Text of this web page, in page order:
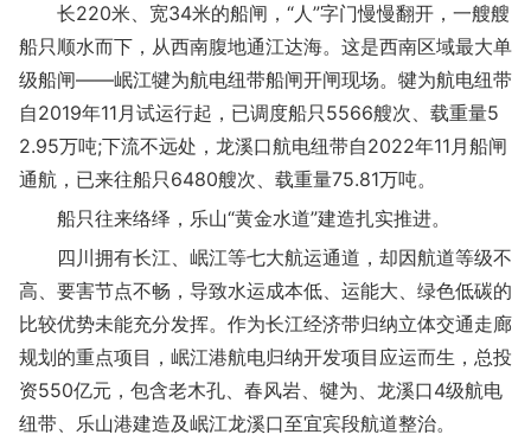
长220米、宽34米的船闸，“人”字门慢慢翻开，一艘艘
船只顺水而下，从西南腹地通江达海。这是西南区域最大单
级船闸——岷江犍为航电纽带船闸开闸现场。犍为航电纽带
自2019年11月试运行起，已调度船只5566艘次、载重量5
2.95万吨;下流不远处，龙溪口航电纽带自2022年11月船闸
通航，已来往船只6480艘次、载重量75.81万吨。
船只往来络绎，乐山“黄金水道”建造扎实推进。
四川拥有长江、岷江等七大航运通道，却因航道等级不
高、要害节点不畅，导致水运成本低、运能大、绿色低碳的
比较优势未能充分发挥。作为长江经济带归纳立体交通走廊
规划的重点项目，岷江港航电归纳开发项目应运而生，总投
资550亿元，包含老木孔、春风岩、犍为、龙溪口4级航电
纽带、乐山港建造及岷江龙溪口至宜宾段航道整治。